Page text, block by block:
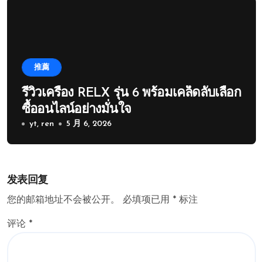
推薦
รีวิวเครื่อง RELX รุ่น 6 พร้อมเคล็ดลับเลือก
ซื้ออนไลน์อย่างมั่นใจ
yt, ren 5 月 6, 2026
发表回复
您的邮箱地址不会被公开。 必填项已用 * 标注
评论 *